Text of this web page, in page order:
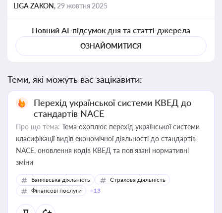
LIGA ZAKON, 29 жовтня 2025
Повний AI-підсумок дня та статті-джерела
ОЗНАЙОМИТИСЯ
Теми, які можуть вас зацікавити:
Перехід української системи КВЕД до
стандартів NACE
Про що тема: Тема охоплює перехід української системи
класифікації видів економічної діяльності до стандартів
NACE, оновлення кодів КВЕД та пов'язані нормативні
зміни
Банківська діяльність
Страхова діяльність
Фінансові послуги
+13